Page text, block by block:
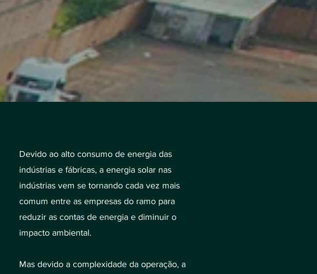
Devido ao alto consumo de energia das
indústrias e fábricas, a energia solar nas
indústrias vem se tornando cada vez mais
comum entre as empresas do ramo para
reduzir as contas de energia e diminuir o
impacto ambiental.
Mas devido a complexidade da operação, a